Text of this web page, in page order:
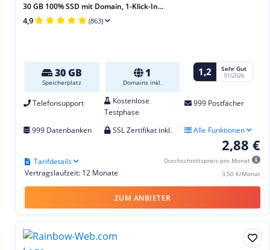
30 GB 100% SSD mit Domain, 1-Klick-In...
4,9 (863)
30 GB
Speicherplatz
1
Domains inkl.
1,2 Sehr Gut
01/2026
Telefonsupport
Kostenlose
Testphase
999 Postfächer
999 Datenbanken SSL Zertifikat inkl. Alle Funktionen
2,88 €
Durchschnittspreis pro Monat
3,50 €/Monat
Vertragslaufzeit: 12 Monate
Tarifdetails
ZUM ANBIETER